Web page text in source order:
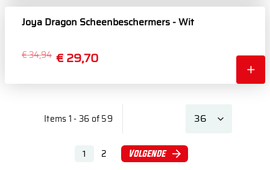
Joya Dragon Scheenbeschermers - Wit
€ 29,70
€ 34,94
Items 1 - 36 of 59
1 2 Volgende